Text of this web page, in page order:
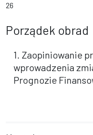
26
Porządek obrad
1. Zaopiniowanie
wprowadzenia
Prognozie